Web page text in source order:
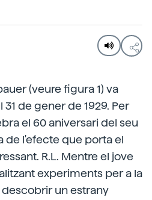
(veure figura 1) va
de gener de 1929. Per
el 60 aniversari del seu
de l'efecte que porta el
R.L. Mentre el jove
experiments per a la
un estrany